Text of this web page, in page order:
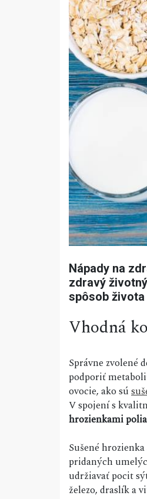
Nápady na
zdravý
spôsob
Vhodná
Správne zvolené
podporiť
ovocie, ako sú
V spojení s
hrozienkami
Sušené
pridaných
udržiavať pocit
železo, draslík a